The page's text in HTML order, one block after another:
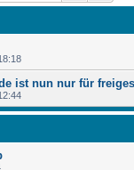
ist nun nur für